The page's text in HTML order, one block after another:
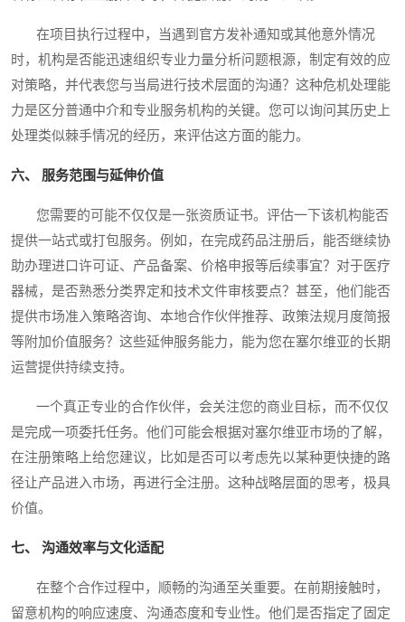
在项目执行过程中，当遇到官方发补通知或其他意外情况
时，机构是否能迅速组织专业力量分析问题根源，制定有效的应
对策略，并代表您与当局进行技术层面的沟通？这种危机处理能
力是区分普通中介和专业服务机构的关键。您可以询问其历史上
处理类似棘手情况的经历，来评估这方面的能力。
六、 服务范围与延伸价值
您需要的可能不仅仅是一张资质证书。评估一下该机构能否
提供一站式或打包服务。例如，在完成药品注册后，能否继续协
助办理进口许可证、产品备案、价格申报等后续事宜？对于医疗
器械，是否熟悉分类界定和技术文件审核要点？甚至，他们能否
提供市场准入策略咨询、本地合作伙伴推荐、政策法规月度简报
等附加价值服务？这些延伸服务能力，能为您在塞尔维亚的长期
运营提供持续支持。
一个真正专业的合作伙伴，会关注您的商业目标，而不仅仅
是完成一项委托任务。他们可能会根据对塞尔维亚市场的了解，
在注册策略上给您建议，比如是否可以考虑先以某种更快捷的路
径让产品进入市场，再进行全注册。这种战略层面的思考，极具
价值。
七、 沟通效率与文化适配
在整个合作过程中，顺畅的沟通至关重要。在前期接触时，
留意机构的响应速度、沟通态度和专业性。他们是否指定了固定